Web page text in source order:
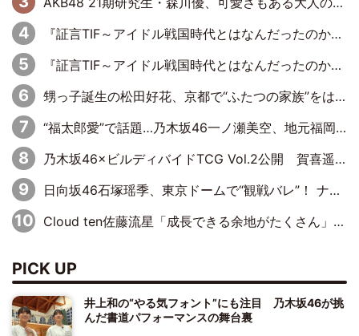
『証言TIF～アイドル戦国時代とはなんだったのか～』第11回：私立恵比寿中学・真山りか×安本彩花「TIFで10年ぶりのキョンシーメイクをしたら、場を完全に引かせてしまって。時代が変わったんだなって」
『証言TIF～アイドル戦国時代とはなんだったのか～』第10回：さくら学院・武藤彩未×飯田らうら「正直、中3で辞めるというのを信じてなくて。そう言われてはいたけど、嘘でしょって」
甥っ子誕生の松田好花、京都で“ふたつの家族”をはしご！ “母”黒谷友香に見送られ、“父”松岡昌宏とはハシゴ酒
“福太郎愛”で話題…乃木坂46一ノ瀬美空、地元福岡『めんべい25周年トップサポーター』に就任
乃木坂46×ビルディバイドTCG Vol.2公開 賀喜遥香＆田村真佑が『京まふ』ステージに登壇
日向坂46石塚瑶季、東京ドームで“観戦バレ”！ ナイツ・塙も認めた「巨人に詳しすぎるアイドル」は元VENUSスクール生で杉内コーチ推し⁉
Cloud ten佐藤流星「成長できる余地がたくさん」、本田高優「何度見ても飽きない公演に」
PICK UP
井上和の“やる気フォント”にも注目 乃木坂46が挑
んだ書道パフォーマンスの舞台裏